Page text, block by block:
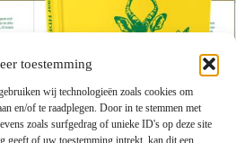
toestemming
wij technologieën zoals cookies om
en/of te raadplegen. Door in te stemmen met
zoals surfgedrag of unieke ID's op deze site
geeft of uw toestemming intrekt, kan dit een